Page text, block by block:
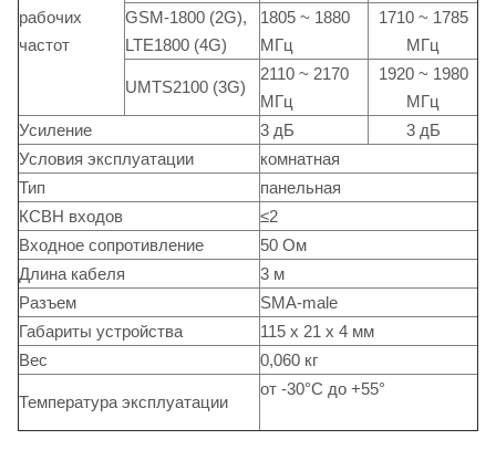
рабочих
частот
GSM-1800 (2G),
LTE1800 (4G)
1805 ~ 1880
МГц
1710 ~ 1785
МГц
UMTS2100 (3G)
2110 ~ 2170
МГц
1920 ~ 1980
МГц
Усиление
3 дБ
3 дБ
Условия эксплуатации
комнатная
Тип
панельная
КСВН входов
≤2
Входное сопротивление
50 Ом
Длина кабеля
3 м
Разъем
SMA-male
Габариты устройства
115 x 21 x 4 мм
Вес
0,060 кг
Температура эксплуатации
от -30°C до +55°